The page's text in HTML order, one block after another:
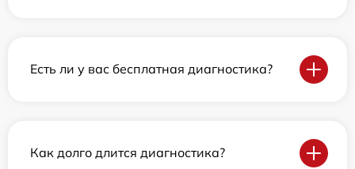
Есть ли у вас бесплатная диагностика?
Как долго длится диагностика?